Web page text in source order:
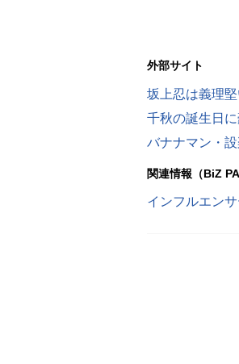
外部サイト
坂上忍は義理
関連情報（BiZ
インフルエン